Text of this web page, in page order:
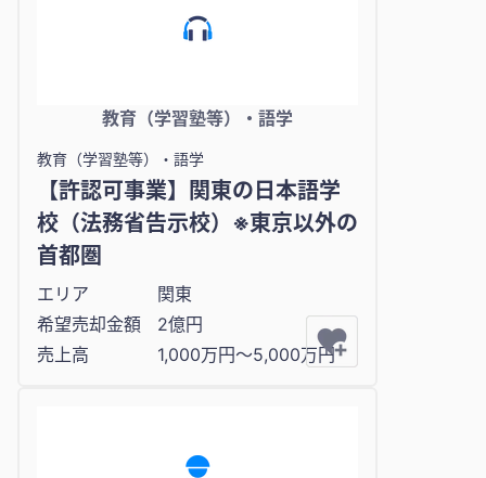
教育（学習塾等）・語学
教育（学習塾等）・語学
【許認可事業】関東の日本語学
校（法務省告示校）※東京以外の
首都圏
エリア
関東
希望売却金額
2億円
売上高
1,000万円〜5,000万円